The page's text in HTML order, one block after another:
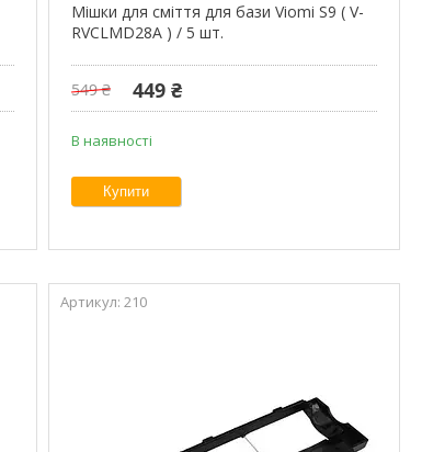
Мішки для сміття для бази Viomi S9 ( V-
RVCLMD28A ) / 5 шт.
549 ₴ 449 ₴
В наявності
Купити
210